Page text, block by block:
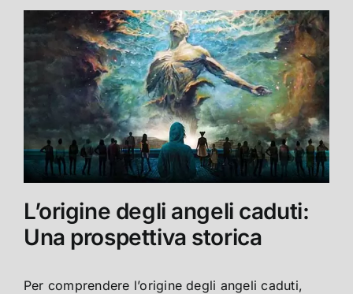
L’origine degli angeli caduti:
Una prospettiva storica
Per comprendere l’origine degli angeli caduti,